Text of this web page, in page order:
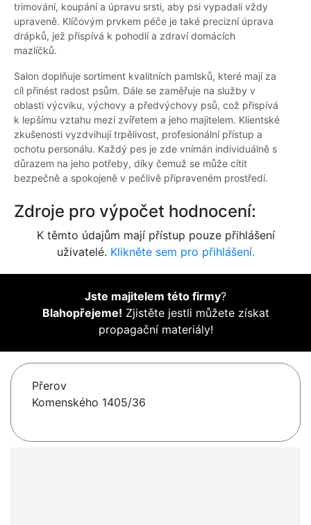
trimování, koupání a úpravu srsti, aby psi vypadali vždy
upraveně. Klíčovým prvkem péče je také precizní úprava
drápků, jež přispívá k pohodlí a zdraví domácích
mazlíčků.
Salon doplňuje sortiment kvalitních pamlsků, které mají za
cíl přinést radost psům. Dále se zaměřuje na služby v
oblasti výcviku, výchovy a předvýchovy psů, což přispívá
k lepšímu vztahu mezi zvířetem a jeho majitelem. Klientské
zkušenosti vyzdvihují trpělivost, profesionální přístup a
ochotu personálu. Každý pes je zde vnímán individuálně s
důrazem na jeho potřeby, díky čemuž se může cítit
bezpečně a spokojeně v pečlivě připraveném prostředí.
Zdroje pro výpočet hodnocení:
K těmto údajům mají přístup pouze přihlášení
uživatelé. Klikněte sem pro přihlášení.
Jste majitelem této firmy?
Blahopřejeme! Zjistěte jestli můžete získat
propagační materiály!
Přerov
Komenského 1405/36